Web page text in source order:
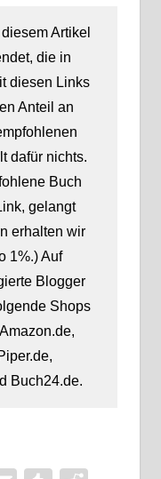
Artikel
die in
diesen Links
Anteil an
dafür nichts.
Buch
gelangt
erhalten wir
1%.) Auf
Blogger
Shops
Buch24.de.